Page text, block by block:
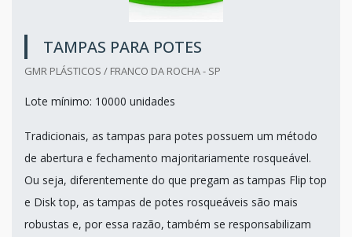
TAMPAS PARA POTES
GMR PLÁSTICOS / FRANCO DA ROCHA - SP
Lote mínimo: 10000 unidades
Tradicionais, as tampas para potes possuem um método
de abertura e fechamento majoritariamente rosqueável.
Ou seja, diferentemente do que pregam as tampas Flip top
e Disk top, as tampas de potes rosqueáveis são mais
robustas e, por essa razão, também se responsabilizam